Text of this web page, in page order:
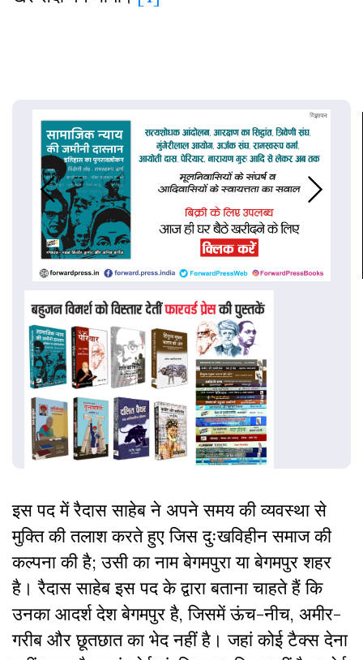
इस पद में रैदास साहेब ने अपने समय की व्यवस्था से
मुक्ति की तलाश करते हुए जिस दुःखविहीन समाज की
कल्पना की है; उसी का नाम बेगमपुरा या बेगमपुर शहर
है। रैदास साहेब इस पद के द्वारा बताना चाहते हैं कि
उनका आदर्श देश बेगमपुर है, जिसमें ऊंच-नीच, अमीर-
गरीब और छूतछात का भेद नहीं है। जहां कोई टैक्स देना